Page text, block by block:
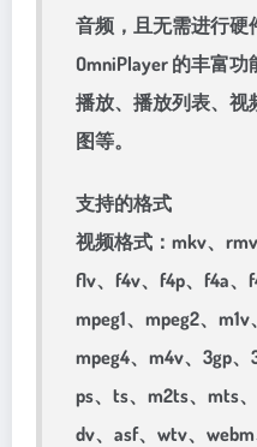
音频，且无需进行硬
OmniPlayer 的丰富
播放、播放列表、视
图等。
支持的格式
视频格式：mkv、
flv、f4v、f4p、f4a、
mpeg1、mpeg2、
mpeg4、m4v、3gp、
ps、ts、m2ts、mts
dv、asf、wtv、webm